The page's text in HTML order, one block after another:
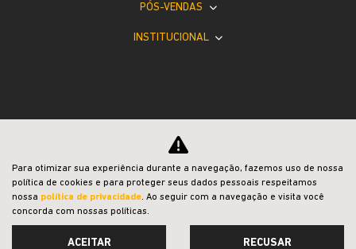
PÓS-VENDAS
INSTITUCIONAL
Desacelere. Seu bem maior é a vida.
Para otimizar sua experiência durante a navegação, fazemos uso de nossa
política de cookies e para proteger seus dados pessoais respeitamos
nossa política de privacidade. Ao seguir com a navegação e visita você
concorda com nossas políticas.
ACEITAR RECUSAR